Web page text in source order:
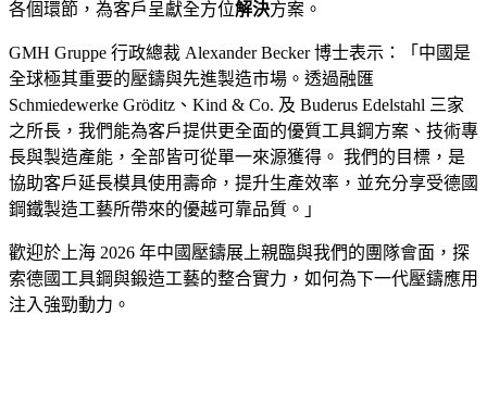
各個環節，為客戶呈獻全方位解決方案。
GMH Gruppe 行政總裁 Alexander Becker 博士表示：「中國是
全球極其重要的壓鑄與先進製造市場。透過融匯
Schmiedewerke Gröditz、Kind & Co. 及 Buderus Edelstahl 三家
之所長，我們能為客戶提供更全面的優質工具鋼方案、技術專
長與製造產能，全部皆可從單一來源獲得。 我們的目標，是
協助客戶延長模具使用壽命，提升生產效率，並充分享受德國
鋼鐵製造工藝所帶來的優越可靠品質。」
歡迎於上海 2026 年中國壓鑄展上親臨與我們的團隊會面，探
索德國工具鋼與鍛造工藝的整合實力，如何為下一代壓鑄應用
注入強勁動力。